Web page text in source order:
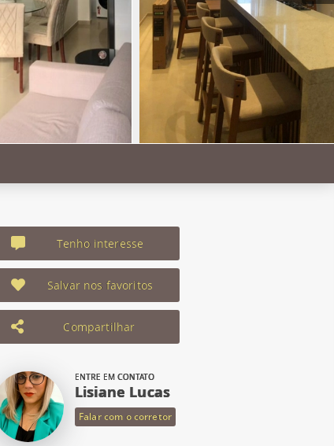
Tenho interesse
Salvar nos favoritos
Compartilhar
ENTRE EM CONTATO
Lisiane Lucas
Falar com o corretor